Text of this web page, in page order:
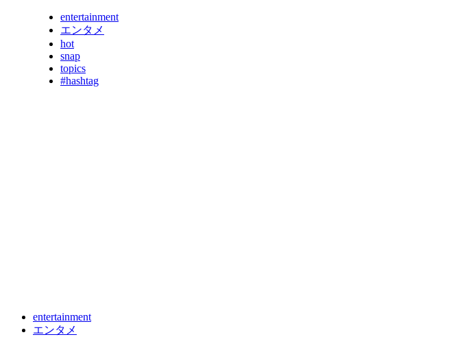
entertainment
エンタメ
hot
snap
topics
#hashtag
entertainment
エンタメ